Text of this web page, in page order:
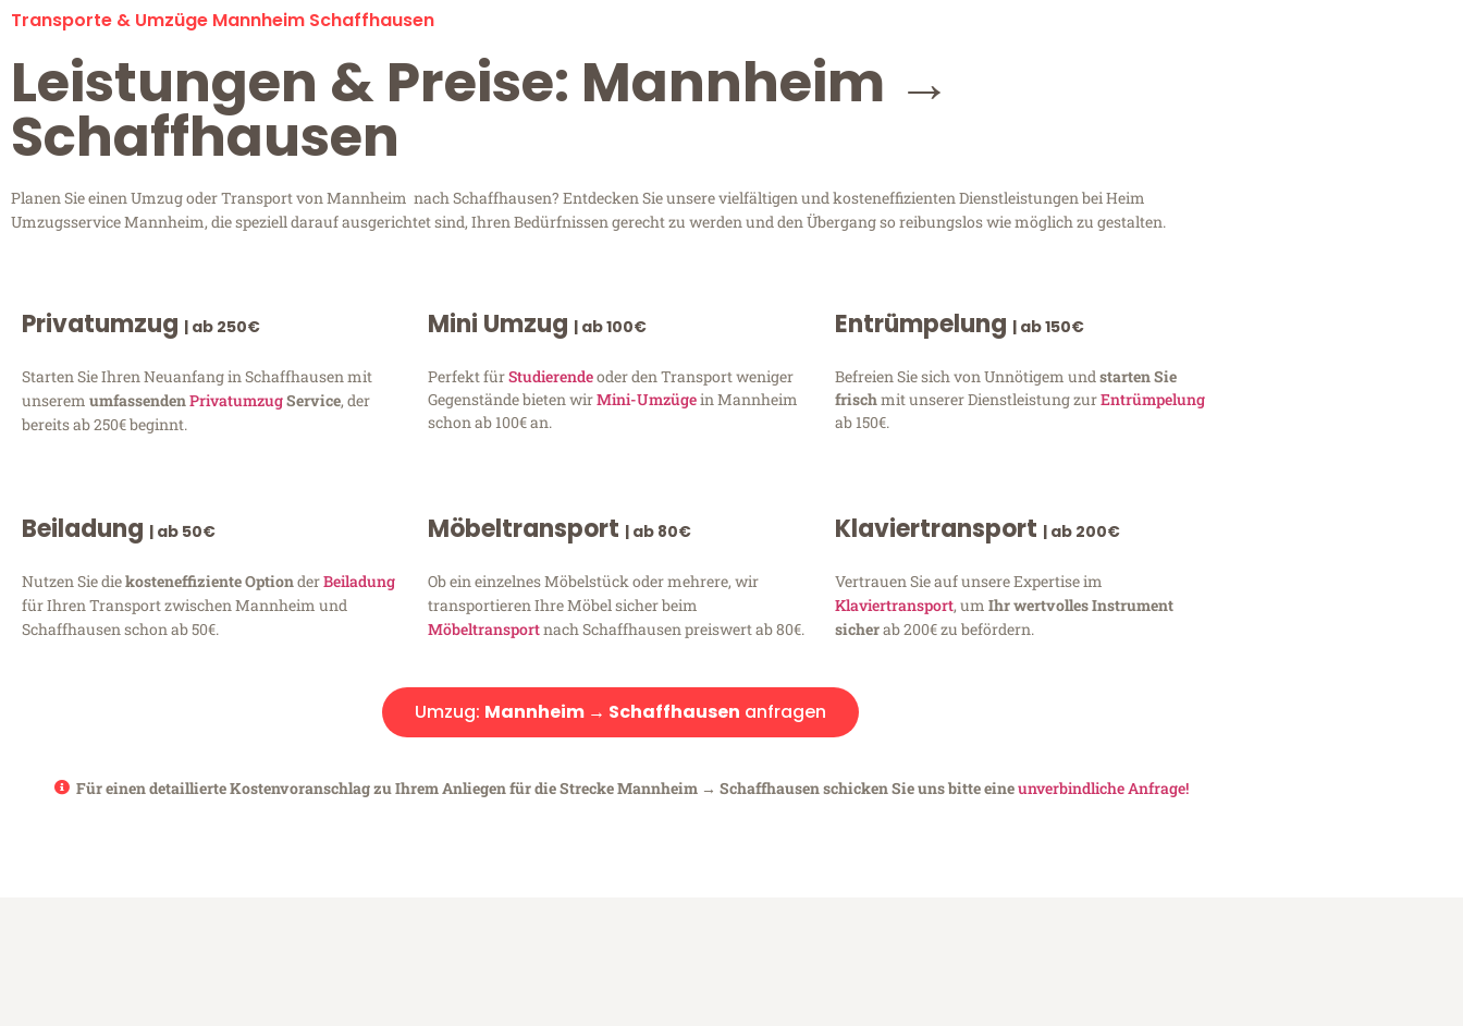
Transporte & Umzüge Mannheim Schaffhausen
Leistungen & Preise: Mannheim →
Schaffhausen
Planen Sie einen Umzug oder Transport von Mannheim nach Schaffhausen? Entdecken Sie unsere vielfältigen und kosteneffizienten Dienstleistungen bei Heim
Umzugsservice Mannheim, die speziell darauf ausgerichtet sind, Ihren Bedürfnissen gerecht zu werden und den Übergang so reibungslos wie möglich zu gestalten.
Privatumzug | ab 250€
Starten Sie Ihren Neuanfang in Schaffhausen mit
unserem umfassendenPrivatumzugService, der
bereits ab 250€ beginnt.
Mini Umzug | ab 100€
Perfekt fürStudierendeoder den Transport weniger
Gegenstände bieten wirMini-Umzügein Mannheim
schon ab 100€ an.
Entrümpelung | ab 150€
Befreien Sie sich von Unnötigem undstarten Sie
frischmit unserer Dienstleistung zurEntrümpelung
ab 150€.
Beiladung | ab 50€
Nutzen Sie diekosteneffiziente OptionderBeiladung
für Ihren Transport zwischen Mannheim und
Schaffhausen schon ab 50€.
Möbeltransport | ab 80€
Ob ein einzelnes Möbelstück oder mehrere, wir
transportieren Ihre Möbel sicher beim
Möbeltransportnach Schaffhausen preiswert ab 80€.
Klaviertransport | ab 200€
Vertrauen Sie auf unsere Expertise im
Klaviertransport, um Ihr wertvolles Instrument
sicherab 200€ zu befördern.
Umzug: Mannheim → Schaffhausen anfragen
Für einen detaillierte Kostenvoranschlag zu Ihrem Anliegen für die Strecke Mannheim → Schaffhausen schicken Sie uns bitte eineunverbindliche Anfrage!